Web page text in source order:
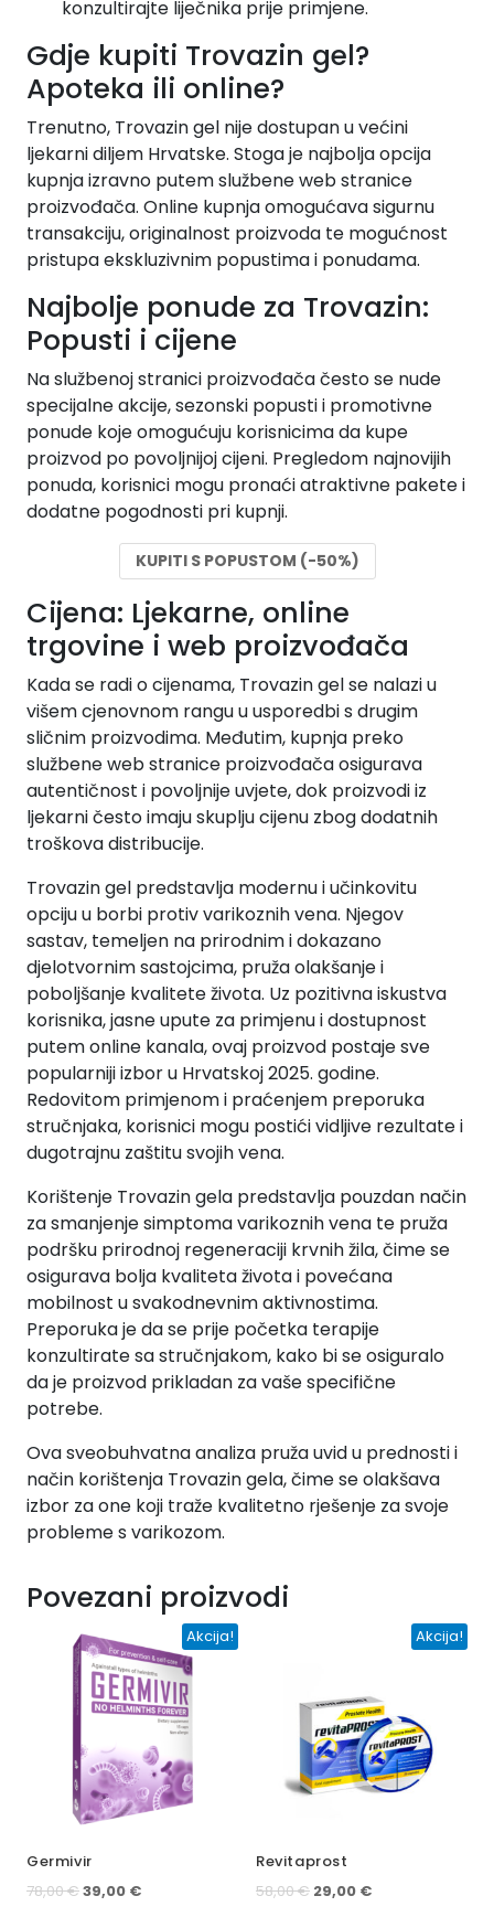
konzultirajte liječnika prije primjene.
Gdje kupiti Trovazin gel?
Apoteka ili online?
Trenutno, Trovazin gel nije dostupan u većini
ljekarni diljem Hrvatske. Stoga je najbolja opcija
kupnja izravno putem službene web stranice
proizvođača. Online kupnja omogućava sigurnu
transakciju, originalnost proizvoda te mogućnost
pristupa ekskluzivnim popustima i ponudama.
Najbolje ponude za Trovazin:
Popusti i cijene
Na službenoj stranici proizvođača često se nude
specijalne akcije, sezonski popusti i promotivne
ponude koje omogućuju korisnicima da kupe
proizvod po povoljnijoj cijeni. Pregledom najnovijih
ponuda, korisnici mogu pronaći atraktivne pakete i
dodatne pogodnosti pri kupnji.
KUPITI S POPUSTOM (-50%)
Cijena: Ljekarne, online
trgovine i web proizvođača
Kada se radi o cijenama, Trovazin gel se nalazi u
višem cjenovnom rangu u usporedbi s drugim
sličnim proizvodima. Međutim, kupnja preko
službene web stranice proizvođača osigurava
autentičnost i povoljnije uvjete, dok proizvodi iz
ljekarni često imaju skuplju cijenu zbog dodatnih
troškova distribucije.
Trovazin gel predstavlja modernu i učinkovitu
opciju u borbi protiv varikoznih vena. Njegov
sastav, temeljen na prirodnim i dokazano
djelotvornim sastojcima, pruža olakšanje i
poboljšanje kvalitete života. Uz pozitivna iskustva
korisnika, jasne upute za primjenu i dostupnost
putem online kanala, ovaj proizvod postaje sve
popularniji izbor u Hrvatskoj 2025. godine.
Redovitom primjenom i praćenjem preporuka
stručnjaka, korisnici mogu postići vidljive rezultate i
dugotrajnu zaštitu svojih vena.
Korištenje Trovazin gela predstavlja pouzdan način
za smanjenje simptoma varikoznih vena te pruža
podršku prirodnoj regeneraciji krvnih žila, čime se
osigurava bolja kvaliteta života i povećana
mobilnost u svakodnevnim aktivnostima.
Preporuka je da se prije početka terapije
konzultirate sa stručnjakom, kako bi se osiguralo
da je proizvod prikladan za vaše specifične
potrebe.
Ova sveobuhvatna analiza pruža uvid u prednosti i
način korištenja Trovazin gela, čime se olakšava
izbor za one koji traže kvalitetno rješenje za svoje
probleme s varikozom.
Povezani proizvodi
Akcija!
Germivir
78,00€Izvorna
39,00 €Trenutna
Akcija!
Revitaprost
58,00€ Izvorna
29,00 €Trenutna